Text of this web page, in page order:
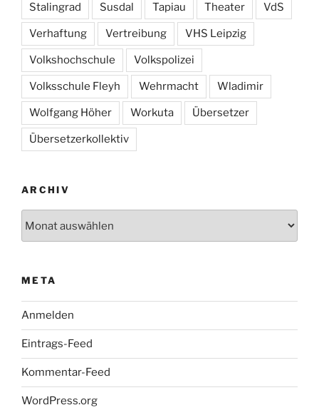
Stalingrad Susdal Tapiau Theater VdS
Verhaftung Vertreibung VHS Leipzig
Volkshochschule Volkspolizei
Volksschule Fleyh Wehrmacht Wladimir
Wolfgang Höher Workuta Übersetzer
Übersetzerkollektiv
ARCHIV
META
Anmelden
Eintrags-Feed
Kommentar-Feed
WordPress.org